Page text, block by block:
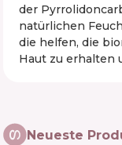
der
natürlichen
die helfen, die
Haut zu erhalten
Neueste